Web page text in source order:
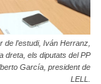
l’estudi, Iván Herranz,
dreta, els diputats del PP
García, president de
LELL.